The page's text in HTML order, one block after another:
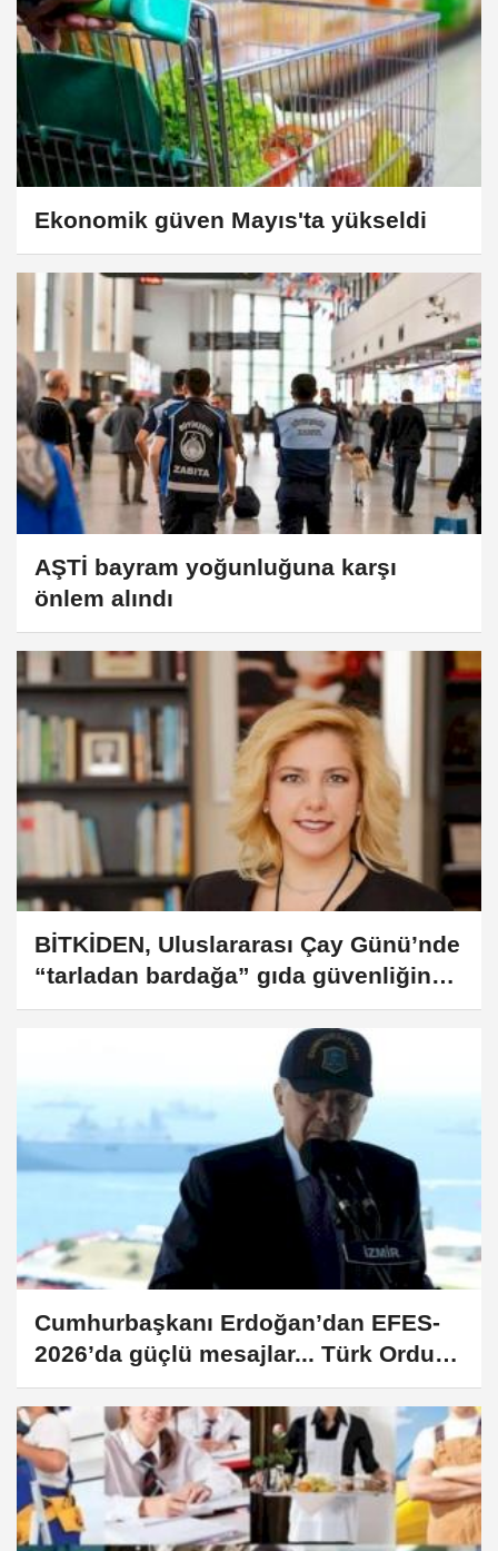
Ekonomik güven Mayıs'ta yükseldi
AŞTİ bayram yoğunluğuna karşı
önlem alındı
BİTKİDEN, Uluslararası Çay Günü’nde
“tarladan bardağa” gıda güvenliğine
dikkat çekti
Cumhurbaşkanı Erdoğan’dan EFES-
2026’da güçlü mesajlar... Türk Ordusu
barışın ve istikrarın teminatıdır